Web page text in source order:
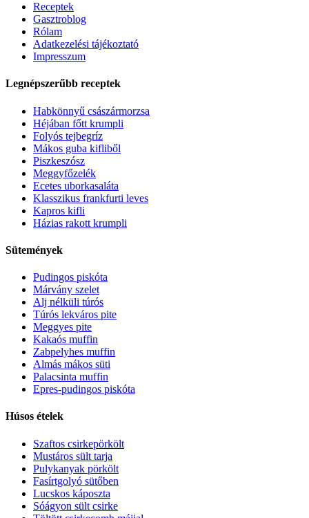
Receptek
Gasztroblog
Rólam
Adatkezelési tájékoztató
Impresszum
Legnépszerűbb receptek
Habkönnyű császármorzsa
Héjában főtt krumpli
Folyós tejbegríz
Mákos guba kifliből
Piszkeszósz
Meggyfőzelék
Ecetes uborkasaláta
Klasszikus frankfurti leves
Kapros kifli
Házias rakott krumpli
Sütemények
Pudingos piskóta
Márvány szelet
Alj nélküli túrós
Túrós lekváros pite
Meggyes pite
Kakaós muffin
Zabpelyhes muffin
Almás mákos süti
Palacsinta muffin
Epres-pudingos piskóta
Húsos ételek
Szaftos csirkepörkölt
Mustáros sült tarja
Pulykanyak pörkölt
Fasírtgolyó sütőben
Lucskos káposzta
Sóágyon sült csirke